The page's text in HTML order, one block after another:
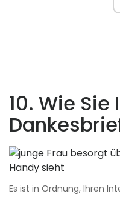
10. Wie Sie
Es ist in Ordnung, Ihren